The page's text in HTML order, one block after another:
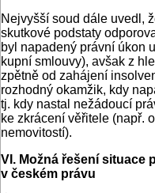
Nejvyšší soud dále uvedl,
skutkové podstaty
byl napadený právní úkon
kupní smlouvy), avšak z
zpětně od zahájení
rozhodný okamžik, kdy
tj. kdy nastal nežádoucí
ke zkrácení věřitele (např.
nemovitostí).
VI. Možná řešení situace
v českém právu